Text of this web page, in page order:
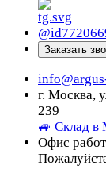
Заказать
г. Москва,
239
🚙 Склад в
Офис